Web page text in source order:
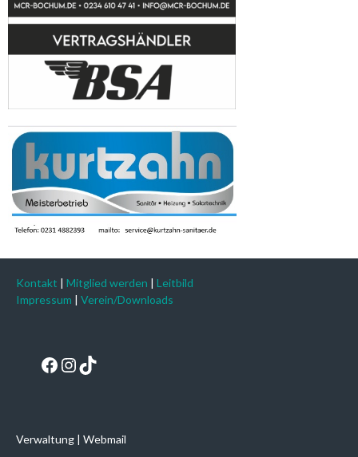
Kontakt | Mitglied werden | Leitbild
Impressum | Verein/Downloads
Facebook
Instagram
TikTok
Verwaltung | Webmail